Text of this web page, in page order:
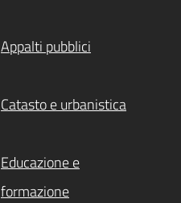
Appalti pubblici
Catasto e urbanistica
Educazione e
formazione